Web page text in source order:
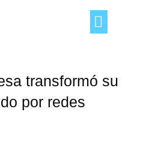
transformó su
por redes